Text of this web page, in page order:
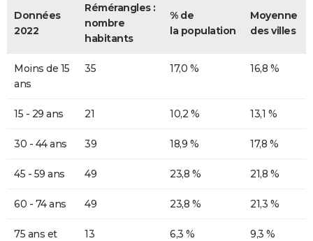
Données
2022
Rémérangles :
nombre
habitants
% de
la population
Moyenne
des villes
Moins de 15
ans
35 17,0 % 16,8 %
15 - 29 ans 21 10,2 % 13,1 %
30 - 44 ans 39 18,9 % 17,8 %
45 - 59 ans 49 23,8 % 21,8 %
60 - 74 ans 49 23,8 % 21,3 %
75 ans et
13 6,3 % 9,3 %